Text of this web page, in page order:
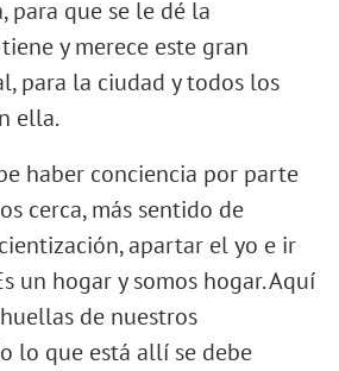
para que se le dé la
y merece este gran
para la ciudad y todos los
ella.
haber conciencia por parte
cerca, más sentido de
apartar el yo e ir
un hogar y somos hogar. Aquí
de nuestros
lo que está allí se debe